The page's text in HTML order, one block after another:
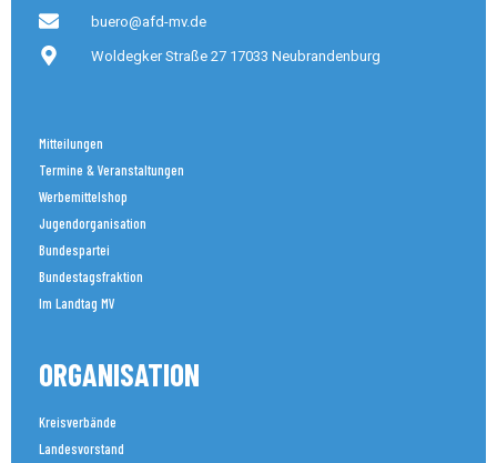
buero@afd-mv.de
Woldegker Straße 27 17033 Neubrandenburg
Mitteilungen
Termine & Veranstaltungen
Werbemittelshop
Jugendorganisation
Bundespartei
Bundestagsfraktion
Im Landtag MV
ORGANISATION
Kreisverbände
Landesvorstand